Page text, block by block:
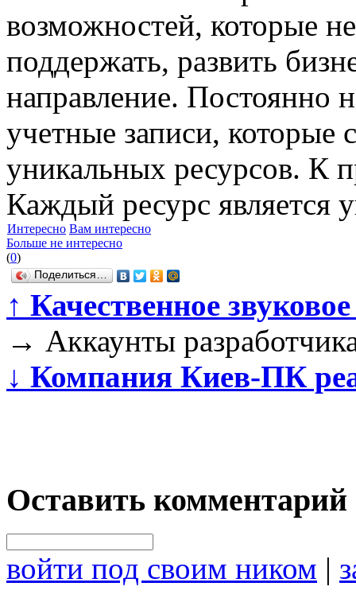
возможностей, которые
поддержать, развить
направление. Постоянно
учетные записи, которые
уникальных ресурсов. К
Каждый ресурс является
Интересно Вам интересно
Больше не интересно
(0)
Поделиться…
↑ Качественное
→ Аккаунты
↓ Компания Киев-ПК
Оставить комментарий
войти под своим ником |